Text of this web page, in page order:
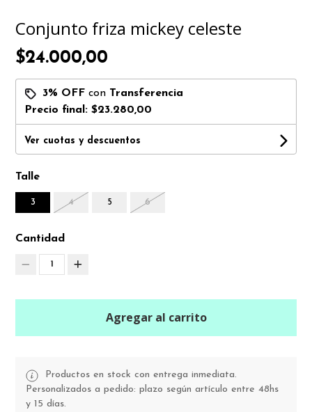
Conjunto friza mickey celeste
$24.000,00
3% OFF con Transferencia
Precio final:$23.280,00
Ver cuotas y descuentos
Talle
3 4 5 6
Cantidad
1
Agregar al carrito
Productos en stock con entrega inmediata.
Personalizados a pedido: plazo según artículo entre 48hs
y 15 días.